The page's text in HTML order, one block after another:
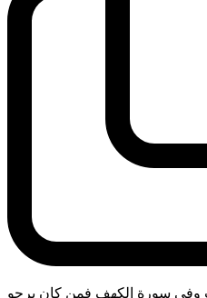
وفي سورة الكهف فمن كان يرجو